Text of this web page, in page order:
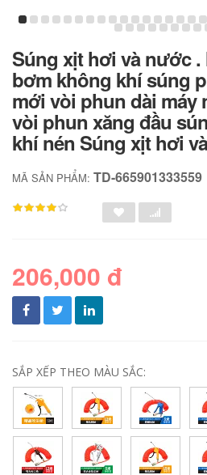
Súng xịt hơi và nước .
bơm không khí súng
mới vòi phun dài máy
vòi phun xăng đầu
khí nén Súng xịt hơi
MÃ SẢN PHẨM: TD-665901333559
206,000 đ
SẮP XẾP THEO MÀU SẮC: